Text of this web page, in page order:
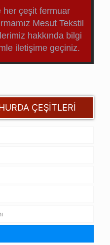
her çeşit fermuar
Mesut Tekstil
hakkında bilgi
iletişime geçiniz.
ÇEŞİTLERİ